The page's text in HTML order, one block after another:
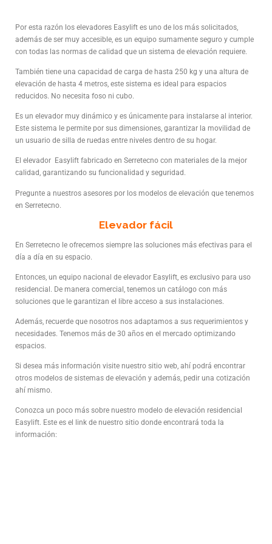
Por esta razón los elevadores Easylift es uno de los más solicitados,
además de ser muy accesible, es un equipo sumamente seguro y cumple
con todas las normas de calidad que un sistema de elevación requiere.
También tiene una capacidad de carga de hasta 250 kg y una altura de
elevación de hasta 4 metros, este sistema es ideal para espacios
reducidos. No necesita foso ni cubo.
Es un elevador muy dinámico y es únicamente para instalarse al interior.
Este sistema le permite por sus dimensiones, garantizar la movilidad de
un usuario de silla de ruedas entre niveles dentro de su hogar.
El elevador Easylift fabricado en Serretecno con materiales de la mejor
calidad, garantizando su funcionalidad y seguridad.
Pregunte a nuestros asesores por los modelos de elevación que tenemos
en Serretecno.
Elevador fácil
En Serretecno le ofrecemos siempre las soluciones más efectivas para el
día a día en su espacio.
Entonces, un equipo nacional de elevador Easylift, es exclusivo para uso
residencial. De manera comercial, tenemos un catálogo con más
soluciones que le garantizan el libre acceso a sus instalaciones.
Además, recuerde que nosotros nos adaptamos a sus requerimientos y
necesidades. Tenemos más de 30 años en el mercado optimizando
espacios.
Si desea más información visite nuestro sitio web, ahí podrá encontrar
otros modelos de sistemas de elevación y además, pedir una cotización
ahí mismo.
Conozca un poco más sobre nuestro modelo de elevación residencial
Easylift. Este es el link de nuestro sitio donde encontrará toda la
información: